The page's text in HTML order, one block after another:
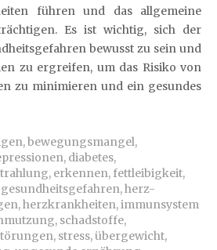
führen und das allgemeine
Es ist wichtig, sich der
bewusst zu sein und
zu ergreifen, um das Risiko von
zu minimieren und ein gesundes
,bewegungsmangel,
, diabetes,
, erkennen, fettleibigkeit,
gesundheitsgefahren,herz-
,herzkrankheiten,immunsystem
, schadstoffe,
, stress,übergewicht,